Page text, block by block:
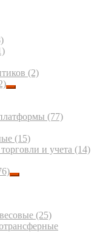
(2)
(77)
(15)
и учета (14)
(25)